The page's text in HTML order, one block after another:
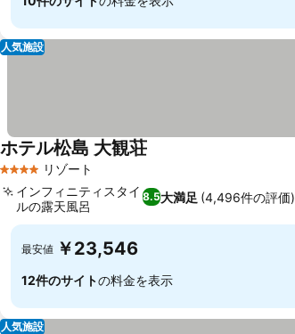
人気施設
4 ホテルのランク
リゾート
ホテル松島 大観荘
8.5大満足 (4,496件の評価)
インフィニティスタイ
ルの露天風呂
最安値 ￥23,546
12件のサイトの料金を表示
人気施設